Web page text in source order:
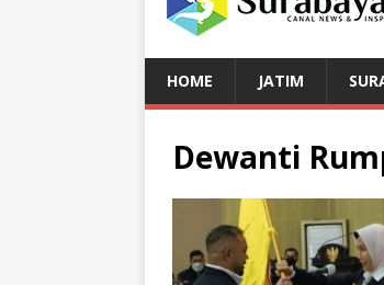
HOME JATIM
Dewanti